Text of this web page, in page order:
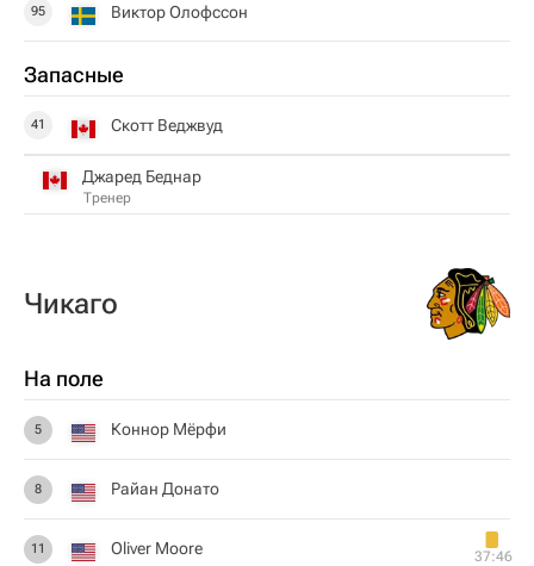
95 Виктор Олофссон
Запасные
41 Скотт Веджвуд
Джаред Беднар
Тренер
Чикаго
На поле
5 Коннор Мёрфи
8 Райан Донато
11 Oliver Moore 37:46